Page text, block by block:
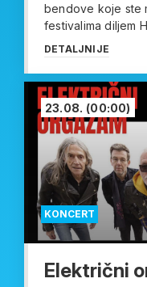
bendove koje ste
festivalima diljem
DETALJNIJE
KONCERT
23.08. (00:00)
Električni